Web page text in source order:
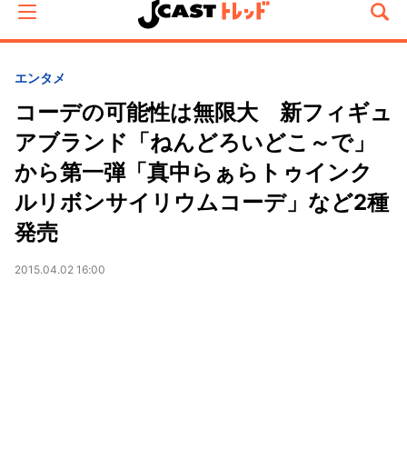
エンタメ
コーデの可能性は無限大 新フィギュ
アブランド「ねんどろいどこ～で」
から第一弾「真中らぁらトゥインク
ルリボンサイリウムコーデ」など2種
発売
2015.04.02 16:00